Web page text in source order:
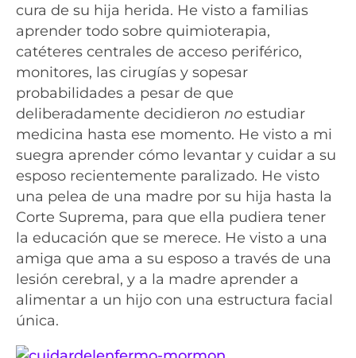
cura de su hija herida. He visto a familias
aprender todo sobre quimioterapia,
catéteres centrales de acceso periférico,
monitores, las cirugías y sopesar
probabilidades a pesar de que
deliberadamente decidieron no estudiar
medicina hasta ese momento. He visto a mi
suegra aprender cómo levantar y cuidar a su
esposo recientemente paralizado. He visto
una pelea de una madre por su hija hasta la
Corte Suprema, para que ella pudiera tener
la educación que se merece. He visto a una
amiga que ama a su esposo a través de una
lesión cerebral, y a la madre aprender a
alimentar a un hijo con una estructura facial
única.